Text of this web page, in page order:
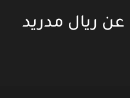
ريال مدريد